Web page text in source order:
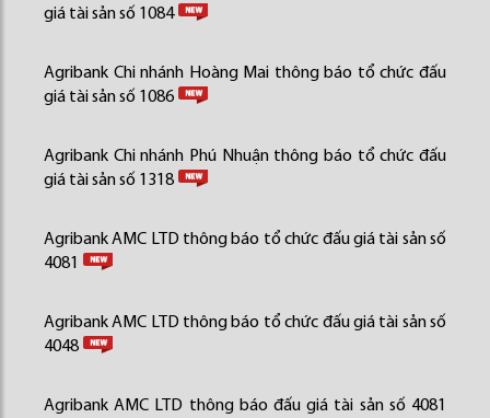
giá tài sản số 1084
Agribank Chi nhánh Hoàng Mai thông báo tổ chức đấu
giá tài sản số 1086
Agribank Chi nhánh Phú Nhuận thông báo tổ chức đấu
giá tài sản số 1318
Agribank AMC LTD thông báo tổ chức đấu giá tài sản số
4081
Agribank AMC LTD thông báo tổ chức đấu giá tài sản số
4048
Agribank AMC LTD thông báo đấu giá tài sản số 4081